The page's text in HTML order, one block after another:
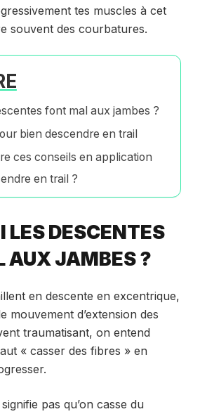
tes muscles à cet
souvent des courbatures.
font mal aux jambes ?
bien descendre en trail
ces conseils en application
en trail ?
LES DESCENTES
AUX JAMBES ?
en descente en excentrique,
mouvement d’extension des
traumatisant, on entend
« casser des fibres » en
pas qu’on casse du